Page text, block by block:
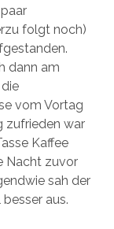
folgt noch)
dann am
vom Vortag
zufrieden war
Kaffee
Nacht zuvor
sah der
aus.